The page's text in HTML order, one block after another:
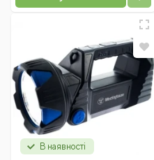
В наявності